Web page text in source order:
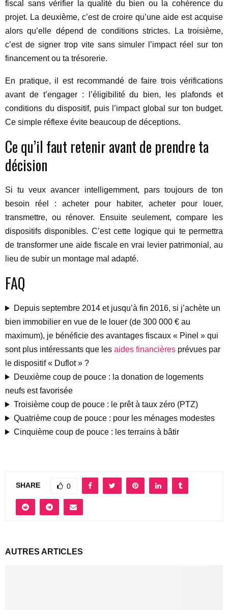
fiscal sans vérifier la qualité du bien ou la cohérence du
projet. La deuxième, c’est de croire qu’une aide est acquise
alors qu’elle dépend de conditions strictes. La troisième,
c’est de signer trop vite sans simuler l’impact réel sur ton
financement ou ta trésorerie.
En pratique, il est recommandé de faire trois vérifications
avant de t’engager : l’éligibilité du bien, les plafonds et
conditions du dispositif, puis l’impact global sur ton budget.
Ce simple réflexe évite beaucoup de déceptions.
Ce qu’il faut retenir avant de prendre ta
décision
Si tu veux avancer intelligemment, pars toujours de ton
besoin réel : acheter pour habiter, acheter pour louer,
transmettre, ou rénover. Ensuite seulement, compare les
dispositifs disponibles. C’est cette logique qui te permettra
de transformer une aide fiscale en vrai levier patrimonial, au
lieu de subir un montage mal adapté.
FAQ
Depuis septembre 2014 et jusqu’à fin 2016, si j’achète un
bien immobilier en vue de le louer (de 300 000 € au
maximum), je bénéficie des avantages fiscaux « Pinel » qui
sont plus intéressants que les aides financières prévues par
le dispositif « Duflot » ?
Deuxième coup de pouce : la donation de logements
neufs est favorisée
Troisième coup de pouce : le prêt à taux zéro (PTZ)
Quatrième coup de pouce : pour les ménages modestes
Cinquième coup de pouce : les terrains à bâtir
SHARE 0
AUTRES ARTICLES